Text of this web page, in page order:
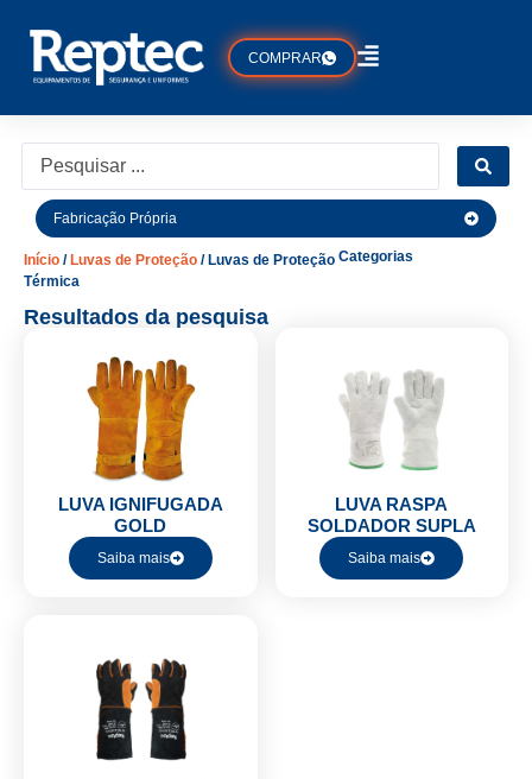
COMPRAR
Fabricação Própria
Início / Luvas de Proteção / Luvas de Proteção
Térmica
Categorias
Resultados da pesquisa
LUVA IGNIFUGADA
GOLD
Saiba mais
LUVA RASPA
SOLDADOR SUPLA
Saiba mais